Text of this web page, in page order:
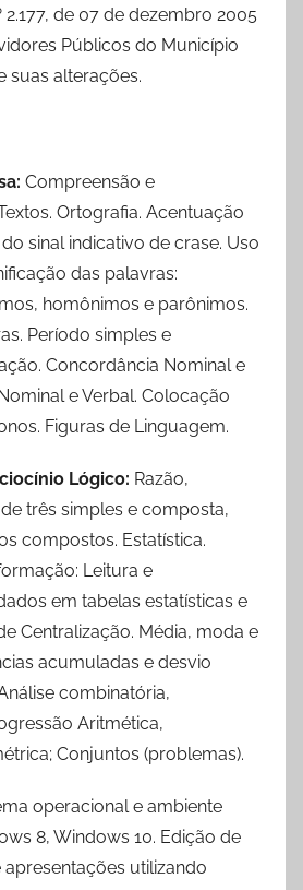
2.177, de 07 de dezembro 2005
Públicos do Município
suas alterações.
Compreensão e
Ortografia. Acentuação
sinal indicativo de crase. Uso
das palavras:
homônimos e parônimos.
Período simples e
Concordância Nominal e
e Verbal. Colocação
Figuras de Linguagem.
Lógico: Razão,
três simples e composta,
compostos. Estatística.
Leitura e
em tabelas estatísticas e
Centralização. Média, moda e
acumuladas e desvio
combinatória,
Aritmética,
Conjuntos (problemas).
operacional e ambiente
8, Windows 10. Edição de
apresentações utilizando